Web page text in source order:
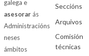
galega e
asesorarás
Administracións
neses
ámbitos
Seccións
Arquivos
Comisión
técnicas